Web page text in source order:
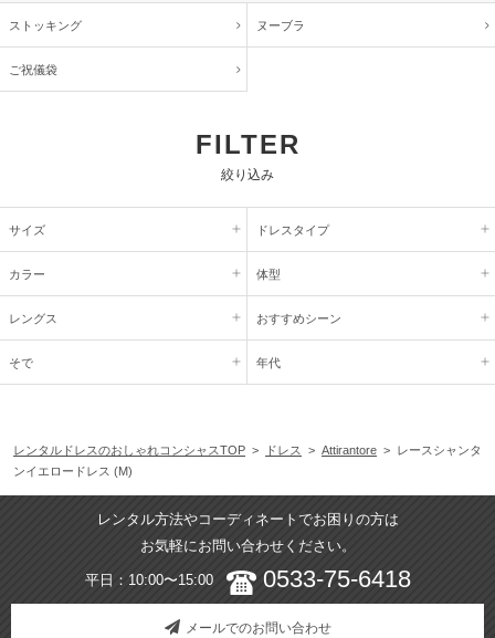
ストッキング ヌーブラ
ご祝儀袋
FILTER
絞り込み
サイズ ドレスタイプ
カラー 体型
レングス おすすめシーン
そで 年代
レンタルドレスのおしゃれコンシャスTOP > ドレス > Attirantore > レースシャンタ
ンイエロードレス (M)
レンタル方法やコーディネートでお困りの方は
お気軽にお問い合わせください。
平日：10:00〜15:00 0533-75-6418
メールでのお問い合わせ